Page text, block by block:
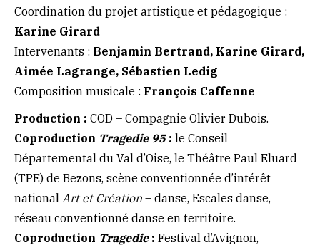
Coordination du projet artistique et pédagogique :
Karine Girard
Intervenants : Benjamin Bertrand, Karine Girard,
Aimée Lagrange, Sébastien Ledig
Composition musicale : François Caffenne
Production : COD – Compagnie Olivier Dubois.
Coproduction Tragedie 95: le Conseil
Départemental du Val d’Oise, le Théâtre Paul Eluard
(TPE) de Bezons, scène conventionnée d’intérêt
national Art et Création – danse, Escales danse,
réseau conventionné danse en territoire.
Coproduction Tragedie: Festival d’Avignon,